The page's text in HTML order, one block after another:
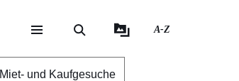
A-Z
Miet- und Kaufgesuche